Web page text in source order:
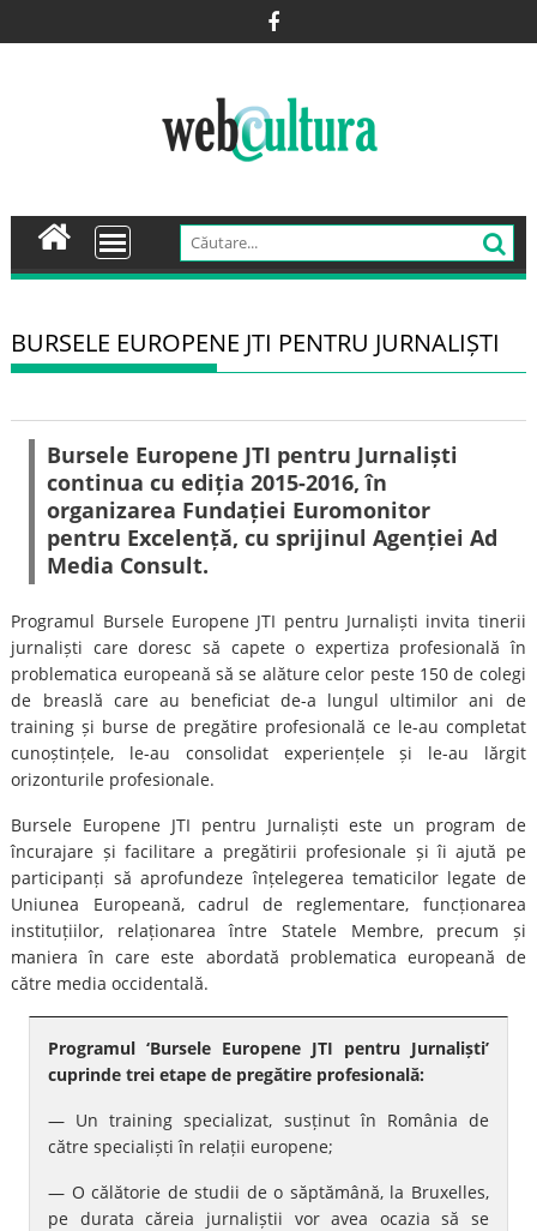
to
BURSELE EUROPENE JTI PENTRU JURNALIȘTI
Bursele Europene JTI pentru Jurnaliști
continua cu ediția 2015-2016, în
organizarea Fundației Euromonitor
pentru Excelență, cu sprijinul Agenției Ad
Media Consult.
Programul Bursele Europene JTI pentru Jurnaliști invita tinerii
jurnaliști care doresc să capete o expertiza profesională în
problematica europeană să se alăture celor peste 150 de colegi
de breaslă care au beneficiat de-a lungul ultimilor ani de
training și burse de pregătire profesională ce le-au completat
cunoștințele, le-au consolidat experiențele și le-au lărgit
orizonturile profesionale.
Bursele Europene JTI pentru Jurnaliști este un program de
încurajare și facilitare a pregătirii profesionale și îi ajută pe
participanți să aprofundeze înțelegerea tematicilor legate de
Uniunea Europeană, cadrul de reglementare, funcționarea
instituțiilor, relaționarea între Statele Membre, precum și
maniera în care este abordată problematica europeană de
către media occidentală.
Programul ‘Bursele Europene JTI pentru Jurnaliști’
cuprinde trei etape de pregătire profesională:
— Un training specializat, susținut în România de
către specialiști în relații europene;
— O călătorie de studii de o săptămână, la Bruxelles,
pe durata căreia jurnaliștii vor avea ocazia să se